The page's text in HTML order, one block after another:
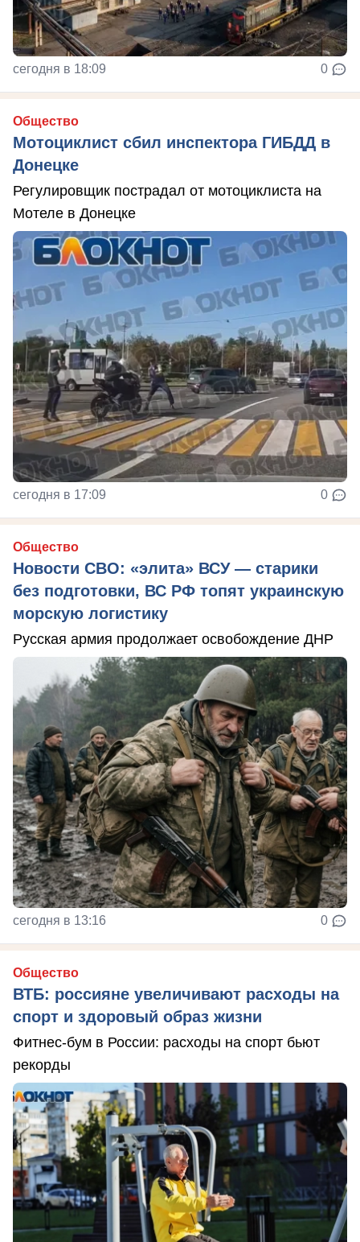
сегодня в 18:09 0
Общество
Мотоциклист сбил инспектора ГИБДД в
Донецке
Регулировщик пострадал от мотоциклиста на
Мотеле в Донецке
сегодня в 17:09 0
Общество
Новости СВО: «элита» ВСУ — старики
без подготовки, ВС РФ топят украинскую
морскую логистику
Русская армия продолжает освобождение ДНР
сегодня в 13:16 0
Общество
ВТБ: россияне увеличивают расходы на
спорт и здоровый образ жизни
Фитнес-бум в России: расходы на спорт бьют
рекорды